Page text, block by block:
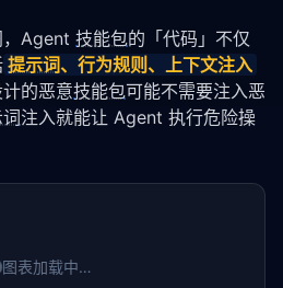
，Agent 技能包的「代码」不仅
提示词、行为规则、上下文注入
的恶意技能包可能不需要注入恶
注入就能让 Agent 执行危险操
图表加载中…